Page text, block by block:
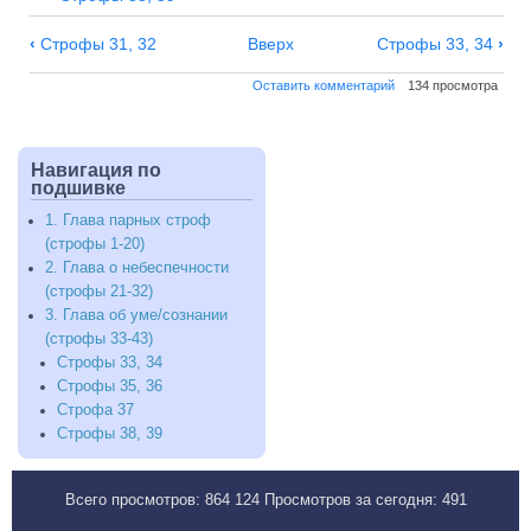
Навигация
по
об
уме/
сознании
(строфы
33-
43)
‹ Строфы 31, 32 Вверх Строфы 33, 34 ›
Оставить комментарий 134 просмотра
Навигация по
подшивке
1. Глава парных строф
(строфы 1-20)
2. Глава о небеспечности
(строфы 21-32)
3. Глава об уме/сознании
(строфы 33-43)
Строфы 33, 34
Строфы 35, 36
Строфа 37
Строфы 38, 39
Всего просмотров: 864 124 Просмотров за сегодня: 491